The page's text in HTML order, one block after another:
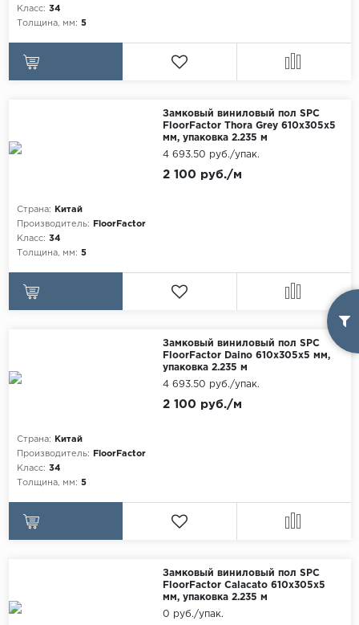
Класс: 34
Толщина, мм: 5
Замковый виниловый пол SPC
FloorFactor Thora Grey 610х305х5
мм, упаковка 2.235 м
Страна:
Китай
Производитель:
FloorFactor
Класс: 34
Толщина, мм: 5
2 100 руб./м
4 693.50 руб./упак.
Замковый виниловый пол SPC
FloorFactor Daino 610х305х5 мм,
упаковка 2.235 м
Страна:
Китай
Производитель:
FloorFactor
Класс: 34
Толщина, мм: 5
2 100 руб./м
4 693.50 руб./упак.
Замковый виниловый пол SPC
FloorFactor Calacato 610х305х5
мм, упаковка 2.235 м
0 руб./упак.